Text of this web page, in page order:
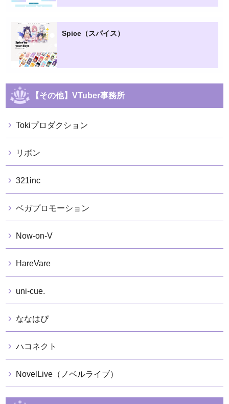
Spice（スパイス）
【その他】VTuber事務所
Tokiプロダクション
リボン
321inc
ベガプロモーション
Now-on-V
HareVare
uni-cue.
ななはぴ
ハコネクト
NovelLive（ノベルライブ）